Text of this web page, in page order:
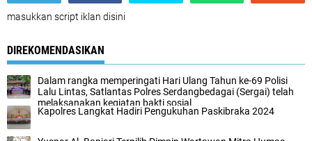
masukkan script iklan disini
DIREKOMENDASIKAN
Dalam rangka memperingati Hari Ulang Tahun ke-69 Polisi
Lalu Lintas, Satlantas Polres Serdangbedagai (Sergai) telah
melaksanakan kegiatan bakti sosial
Kapolres Langkat Hadiri Pengukuhan Paskibraka 2024